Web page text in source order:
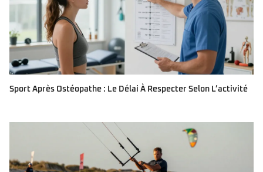
Sport Après Ostéopathe : Le Délai À Respecter Selon L’activité